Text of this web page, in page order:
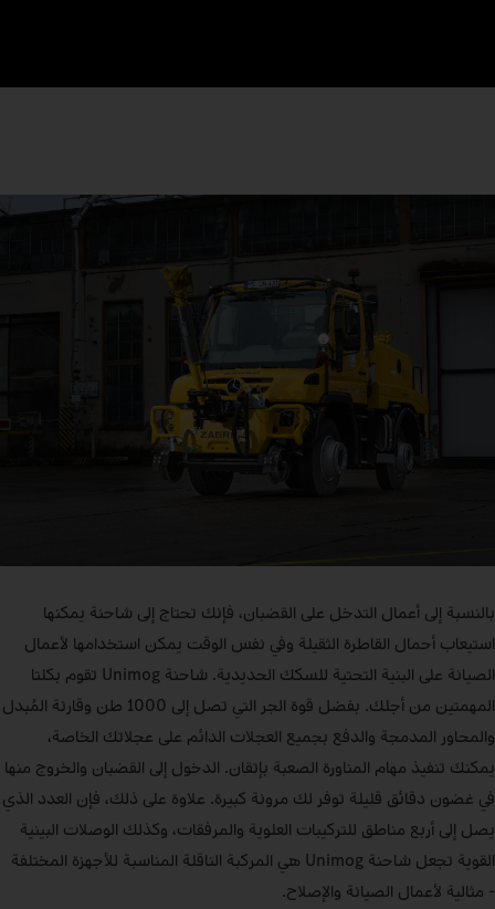
بالنسبة إلى أعمال التدخل على القضبان، فإنك تحتاج إلى شاحنة يمكنها
استيعاب أحمال القاطرة الثقيلة وفي نفس الوقت يمكن استخدامها لأعمال
الصيانة على البنية التحتية للسكك الحديدية. شاحنة Unimog تقوم بكلتا
المهمتين من أجلك. بفضل قوة الجر التي تصل إلى 1000 طن وقارنة المُبدل
والمحاور المدمجة والدفع بجميع العجلات الدائم على عجلاتك الخاصة،
يمكنك تنفيذ مهام المناورة الصعبة بإتقان. الدخول إلى القضبان والخروج منها
في غضون دقائق قليلة توفر لك مرونة كبيرة. علاوة على ذلك، فإن العدد الذي
يصل إلى أربع مناطق للتركيبات العلوية والمرفقات، وكذلك الوصلات البينية
القوية تجعل شاحنة Unimog هي المركبة الناقلة المناسبة للأجهزة المختلفة
- مثالية لأعمال الصيانة والإصلاح.